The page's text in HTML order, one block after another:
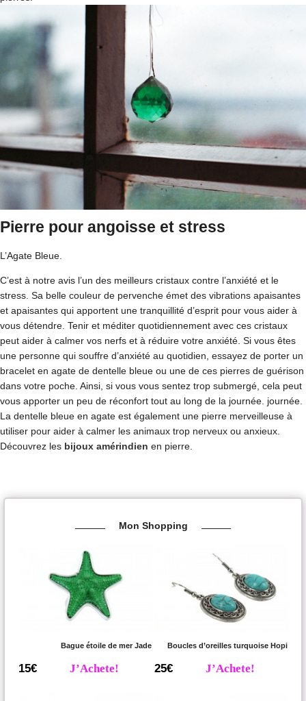
Pierre pour angoisse et stress
L’Agate Bleue.
C’est à notre avis l’un des meilleurs cristaux contre l’anxiété et le
stress. Sa belle couleur de pervenche émet des vibrations apaisantes
et apaisantes qui apportent une tranquillité d’esprit pour vous aider à
vous détendre. Tenir et méditer quotidiennement avec ces cristaux
peut aider à calmer vos nerfs et à réduire votre anxiété. Si vous êtes
une personne qui souffre d’anxiété au quotidien, essayez de porter un
bracelet en agate de dentelle bleue ou une de ces pierres de guérison
dans votre poche. Ainsi, si vous vous sentez trop submergé, cela peut
vous apporter un peu de réconfort tout au long de la journée. journée.
La dentelle bleue en agate est également une pierre merveilleuse à
utiliser pour aider à calmer les animaux trop nerveux ou anxieux.
Découvrez les bijoux amérindien en pierre.
Mon Shopping
Bague étoile de mer Jade
15€ J’Achete!
Boucles d’oreilles turquoise Hopi
25€ J’Achete!